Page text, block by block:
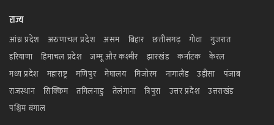
राज्य
आंध्र प्रदेश अरुणाचल प्रदेश असम बिहार छत्तीसगढ़ गोवा
गुजरात
हरियाणा
हिमाचल प्रदेश जम्मू और कश्मीर झारखंड कर्नाटक
केरल
मध्य प्रदेश
महाराष्ट्र मणिपुर मेघालय मिजोरम नागालैंड उड़ीसा
पंजाब
राजस्थान
सिक्किम तमिलनाडु तेलंगाना त्रिपुरा उत्तर प्रदेश
उत्तराखंड
पश्चिम बंगाल